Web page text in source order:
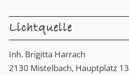
Lichtquelle
Inh. Brigitta Harrach
2130 Mistelbach, Hauptplatz 13